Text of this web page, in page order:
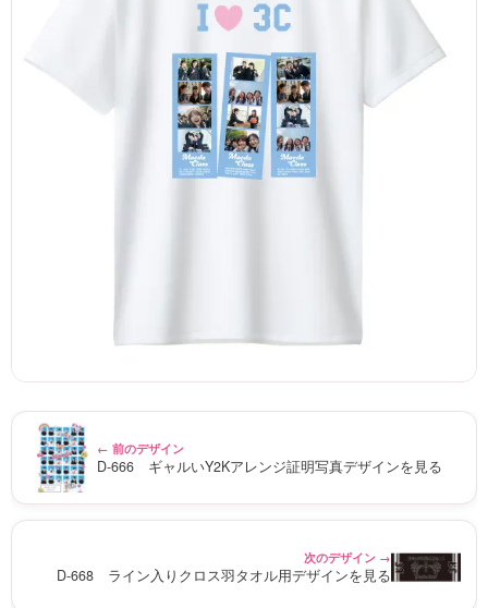
← 前のデザイン
D-666 ギャルいY2Kアレンジ証明写真デザインを見る
次のデザイン →
D-668 ライン入りクロス羽タオル用デザインを見る